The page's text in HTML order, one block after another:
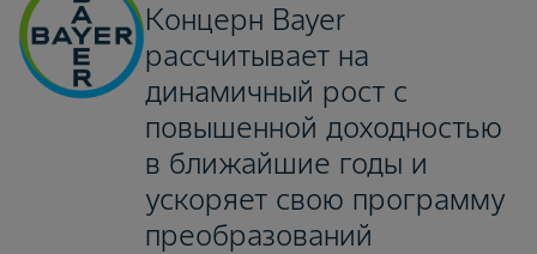
Концерн Bayer
рассчитывает на
динамичный рост с
повышенной доходностью
в ближайшие годы и
ускоряет свою программу
преобразований